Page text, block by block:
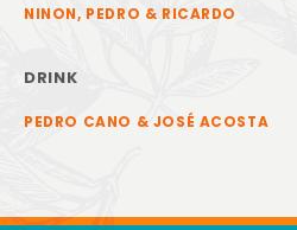
NINON, PEDRO & RICARDO
DRINK
PEDRO CANO & JOSÉ ACOSTA